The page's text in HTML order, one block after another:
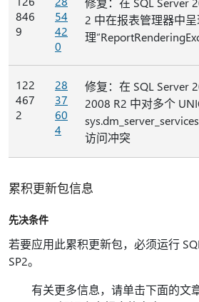
846
9
54
42
0
2 中在报表管理器中
理
122
467
2
28
37
60
4
修复：在 SQL Server
2008 R2 中对多个
访问冲突
累积更新包信息
先决条件
若要应用此累积更新包，必须运行
SP2。
有关更多信息，请单击下面的文